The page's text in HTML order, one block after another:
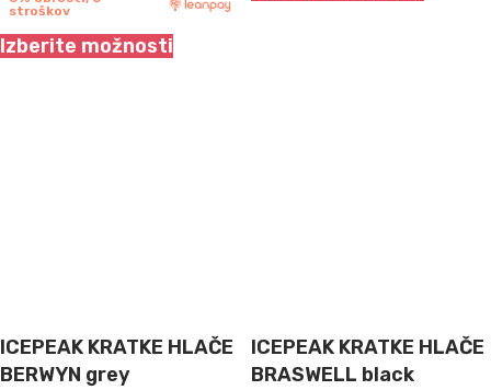
stroškov
Izberite možnosti
ICEPEAK KRATKE HLAČE
BERWYN grey
ICEPEAK KRATKE HLAČE
BRASWELL black